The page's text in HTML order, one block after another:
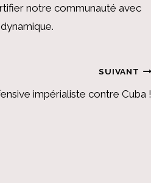
notre communauté avec
SUIVANT
impérialiste contre Cuba !